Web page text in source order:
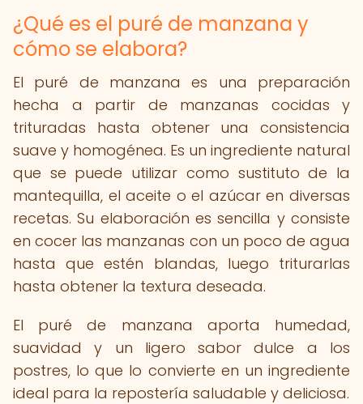
¿Qué es el puré de manzana y
cómo se elabora?
El puré de manzana es una preparación
hecha a partir de manzanas cocidas y
trituradas hasta obtener una consistencia
suave y homogénea. Es un ingrediente natural
que se puede utilizar como sustituto de la
mantequilla, el aceite o el azúcar en diversas
recetas. Su elaboración es sencilla y consiste
en cocer las manzanas con un poco de agua
hasta que estén blandas, luego triturarlas
hasta obtener la textura deseada.
El puré de manzana aporta humedad,
suavidad y un ligero sabor dulce a los
postres, lo que lo convierte en un ingrediente
ideal para la repostería saludable y deliciosa.